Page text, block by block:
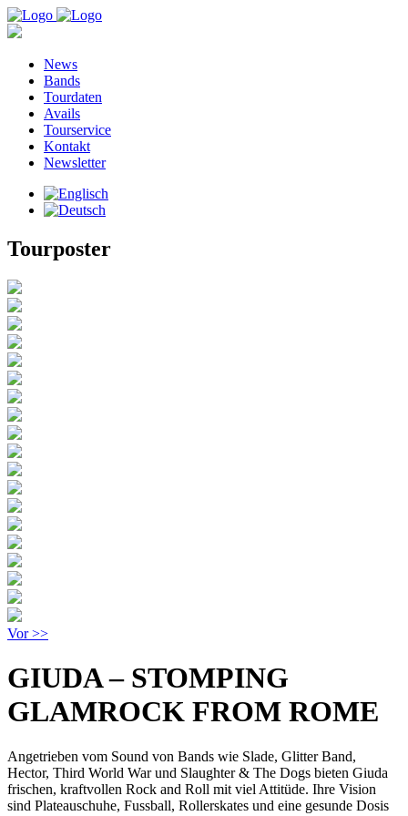
News
Bands
Tourdaten
Avails
Tourservice
Kontakt
Newsletter
Tourposter
Vor >>
GIUDA – STOMPING
GLAMROCK FROM ROME
Angetrieben vom Sound von Bands wie Slade, Glitter Band,
Hector, Third World War und Slaughter & The Dogs bieten Giuda
frischen, kraftvollen Rock and Roll mit viel Attitüde. Ihre Vision
sind Plateauschuhe, Fussball, Rollerskates und eine gesunde Dosis